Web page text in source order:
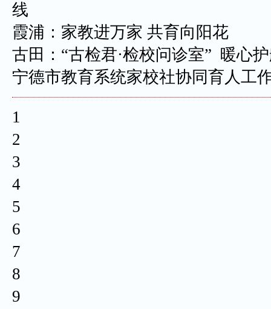
线
霞浦：家教进万家 共育向阳花
古田：“古检君·检校问诊室” 暖心
宁德市教育系统家校社协同育人工
1
2
3
4
5
6
7
8
9